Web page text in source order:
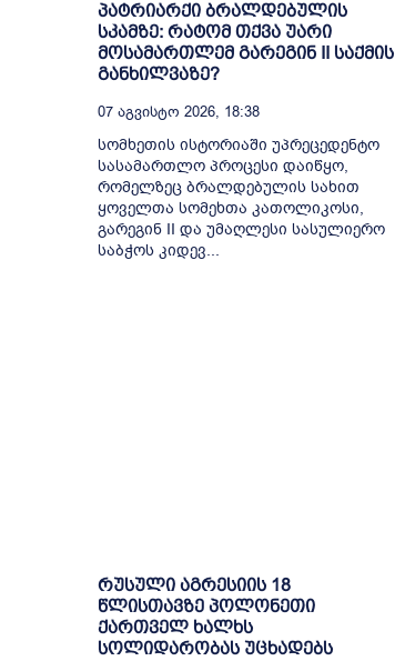
პატრიარქი ბრალდებულის
სკამზე: რატომ თქვა უარი
მოსამართლემ გარეგინ II საქმის
განხილვაზე?
07 Აგვისტო 2026, 18:38
სომხეთის ისტორიაში უპრეცედენტო
სასამართლო პროცესი დაიწყო,
რომელზეც ბრალდებულის სახით
ყოველთა სომეხთა კათოლიკოსი,
გარეგინ II და უმაღლესი სასულიერო
საბჭოს კიდევ...
რუსული აგრესიის 18
წლისთავზე პოლონეთი
ქართველ ხალხს
სოლიდარობას უცხადებს